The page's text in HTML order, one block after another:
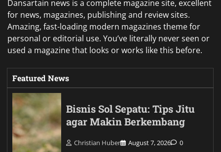
Dansartain news is a complete magazine site, excellent
for news, magazines, publishing and review sites.
Amazing, fast-loading modern magazines theme for
personal or editorial use. You’ve literally never seen or
used a magazine that looks or works like this before.
Featured News
Bisnis Sol Sepatu: Tips Jitu
agar Makin Berkembang
Christian Huber August 7, 2026 0